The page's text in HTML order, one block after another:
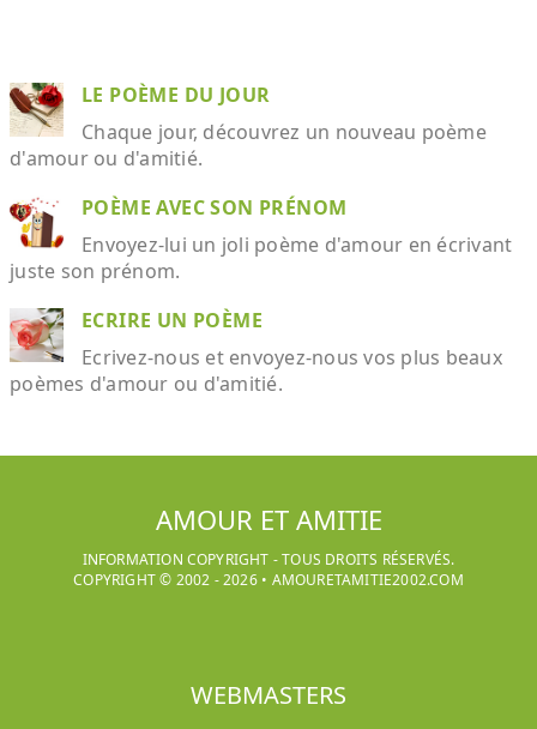
LE POÈME DU JOUR
Chaque jour, découvrez un nouveau poème
d'amour ou d'amitié.
POÈME AVEC SON PRÉNOM
Envoyez-lui un joli poème d'amour en écrivant
juste son prénom.
ECRIRE UN POÈME
Ecrivez-nous et envoyez-nous vos plus beaux
poèmes d'amour ou d'amitié.
AMOUR ET AMITIE
INFORMATION COPYRIGHT - TOUS DROITS RÉSERVÉS.
COPYRIGHT © 2002 -2026• AMOURETAMITIE2002.COM
WEBMASTERS